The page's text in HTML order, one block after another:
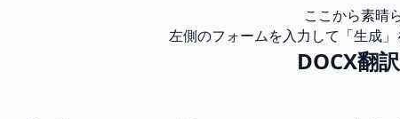
ここから素晴
左側のフォームを入力して「生成
DOCX翻